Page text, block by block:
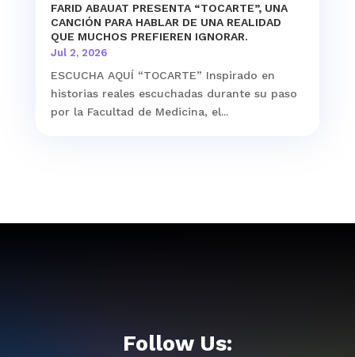
FARID ABAUAT PRESENTA “TOCARTE”, UNA
CANCIÓN PARA HABLAR DE UNA REALIDAD
QUE MUCHOS PREFIEREN IGNORAR.
Jul 2, 2026
ESCUCHA AQUÍ “TOCARTE” Inspirado en
historias reales escuchadas durante su paso
por la Facultad de Medicina, el...
Follow Us: